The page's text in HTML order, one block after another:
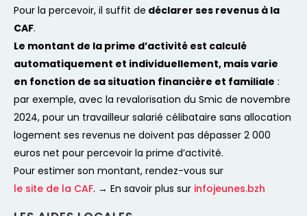
Pour la percevoir, il suffit de déclarer ses revenus à la
CAF.
Le montant de la prime d’activité est calculé
automatiquement et individuellement, mais varie
en fonction de sa situation financière et familiale :
par exemple, avec la revalorisation du Smic de novembre
2024, pour un travailleur salarié célibataire sans allocation
logement ses revenus ne doivent pas dépasser 2 000
euros net pour percevoir la prime d’activité.
Pour estimer son montant, rendez-vous sur
le site de la CAF. → En savoir plus sur infojeunes.bzh